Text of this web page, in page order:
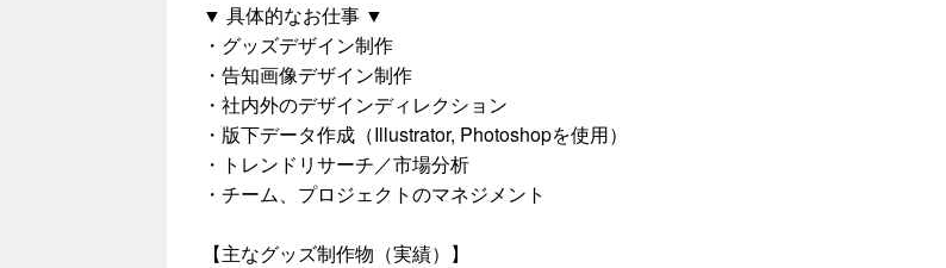
▼ 具体的なお仕事 ▼
・グッズデザイン制作
・告知画像デザイン制作
・社内外のデザインディレクション
・版下データ作成（Illustrator, Photoshopを使用）
・トレンドリサーチ／市場分析
・チーム、プロジェクトのマネジメント
【主なグッズ制作物（実績）】